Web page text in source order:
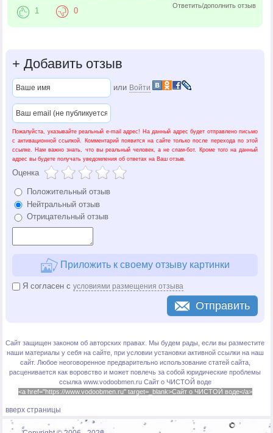
Ответить/дополнить отзыв
1 0
+ Добавить отзыв
или Войти
Пожалуйста, указывайте реальный e-mail адрес! На данный адрес будет отправлено письмо
с активационной ссылкой. Комментарий появится на сайте только после перехода по этой
ссылке. Нам важно знать, что вы реальный человек, а не спам-бот. Кроме того на данный
адрес вы будете получать уведомления об ответах на Ваш отзыв.
Оценка
Положительный отзыв
Нейтральный отзыв
Отрицательный отзыв
Приложить к своему отзыву картинки
Я согласен с условиями размещения отзыва
Отправить
Сайт защищен законом об авторских правах. Мы будем рады, если вы разместите
наши материалы у себя на сайте, при условии установки активной ссылки на наш
сайт. Любое неоговоренное предварительно использование статей сайта,
расценивается как воровство и может повлечь за собой юридические проблемы
ссылка www.vodoobmen.ru Сайт о ЧИСТОЙ воде
<a href="https://www.vodoobmen.ru" target=_blank>Сайт о ЧИСТОЙ воде</a>
вверх страницы